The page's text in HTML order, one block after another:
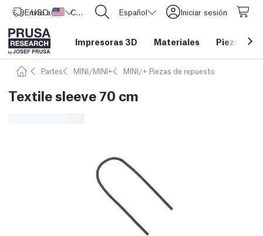
Envío a Estados Unidos
USD ($) CORE One L: ¡Ya disponible! Español Iniciar sesión
Impresoras 3D Materiales Piezas y
Partes MINI/MINI+ MINI/+ Piezas de repuesto
Textile sleeve 70 cm